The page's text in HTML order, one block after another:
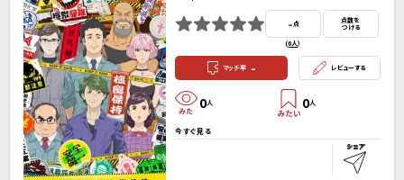
-点
(0人）
点数を
つける
マッチ率 - レビューする
0人 0人
今すぐ見る